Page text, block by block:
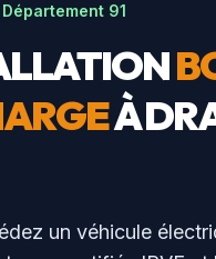
Département 91
À
un véhicule